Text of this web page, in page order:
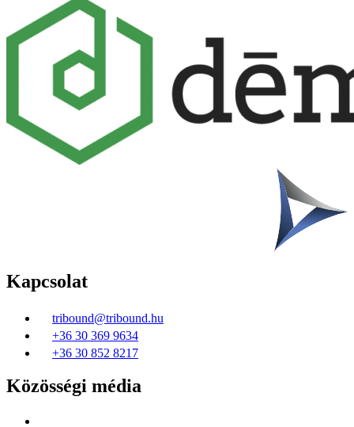
Kapcsolat
tribound@tribound.hu
+36 30 369 9634
+36 30 852 8217
Közösségi média